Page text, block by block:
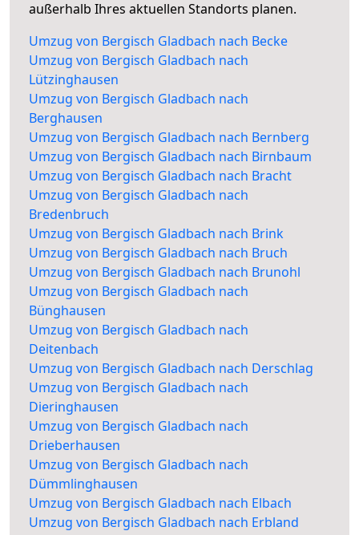
außerhalb Ihres aktuellen Standorts planen.
Umzug von Bergisch Gladbach nach Becke
Umzug von Bergisch Gladbach nach
Lützinghausen
Umzug von Bergisch Gladbach nach
Berghausen
Umzug von Bergisch Gladbach nach Bernberg
Umzug von Bergisch Gladbach nach Birnbaum
Umzug von Bergisch Gladbach nach Bracht
Umzug von Bergisch Gladbach nach
Bredenbruch
Umzug von Bergisch Gladbach nach Brink
Umzug von Bergisch Gladbach nach Bruch
Umzug von Bergisch Gladbach nach Brunohl
Umzug von Bergisch Gladbach nach
Bünghausen
Umzug von Bergisch Gladbach nach
Deitenbach
Umzug von Bergisch Gladbach nach Derschlag
Umzug von Bergisch Gladbach nach
Dieringhausen
Umzug von Bergisch Gladbach nach
Drieberhausen
Umzug von Bergisch Gladbach nach
Dümmlinghausen
Umzug von Bergisch Gladbach nach Elbach
Umzug von Bergisch Gladbach nach Erbland